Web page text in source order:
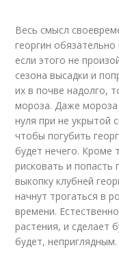
Весь смысл
георгин
если этого не
сезона высадки и
их в почве надолго,
мороза. Даже мороза
нуля при не укрытой
чтобы погубить
будет нечего. Кроме
рисковать и попасть
выкопку клубней
начнут трогаться в
времени.
растения, и сделает
будет, неприглядным.